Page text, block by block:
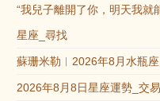
“我兒子離開了你，明天我就
星座_尋找
蘇珊米勒︱2026年8月水瓶
2026年8月8日星座運勢_交